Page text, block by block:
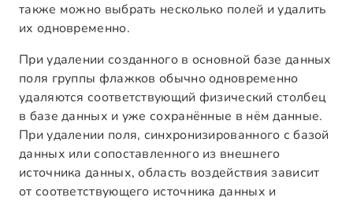
также можно выбрать несколько полей и удалить
их одновременно.
При удалении созданного в основной базе данных
поля группы флажков обычно одновременно
удаляются соответствующий физический столбец
в базе данных и уже сохранённые в нём данные.
При удалении поля, синхронизированного с базой
данных или сопоставленного из внешнего
источника данных, область воздействия зависит
от соответствующего источника данных и